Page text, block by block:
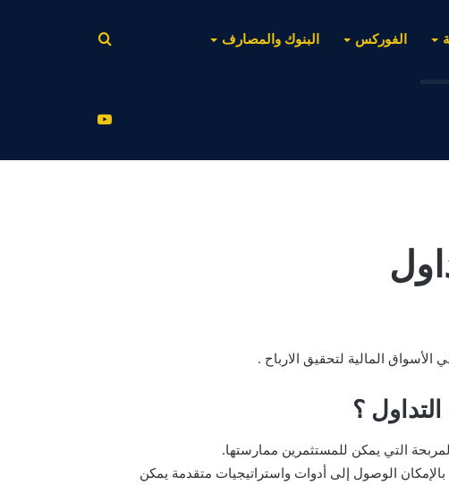
الفوركس البنوك والمصارف
عن
الأسواق المالية لتحقيق الارباح .
؟
التي يمكن للمستثمرين ممارستها.
بالإمكان الوصول إلى أدوات واستراتيجيات متقدمة يمكن